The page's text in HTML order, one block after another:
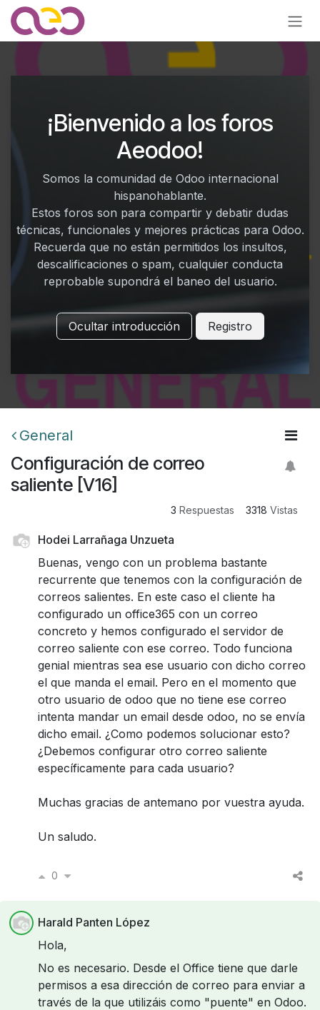
Ir al contenido
¡Bienvenido a los foros
Aeodoo!
Somos la comunidad de Odoo internacional
hispanohablante.
Estos foros son para compartir y debatir dudas
técnicas, funcionales y mejores prácticas para Odoo.
Recuerda que no están permitidos los insultos,
descalificaciones o spam, cualquier conducta
reprobable supondrá el baneo del usuario.
Ocultar introducción Registro
General
Configuración de correo
saliente [V16]
3 Respuestas 3318 Vistas
Hodei Larrañaga Unzueta
Buenas, vengo con un problema bastante
recurrente que tenemos con la configuración de
correos salientes. En este caso el cliente ha
configurado un office365 con un correo
concreto y hemos configurado el servidor de
correo saliente con ese correo. Todo funciona
genial mientras sea ese usuario con dicho correo
el que manda el email. Pero en el momento que
otro usuario de odoo que no tiene ese correo
intenta mandar un email desde odoo, no se envía
dicho email. ¿Como podemos solucionar esto?
¿Debemos configurar otro correo saliente
específicamente para cada usuario?
Muchas gracias de antemano por vuestra ayuda.
Un saludo.
0
Harald Panten López
Hola,
No es necesario. Desde el Office tiene que darle
permisos a esa dirección de correo para enviar a
través de la que utilizáis como "puente" en Odoo.